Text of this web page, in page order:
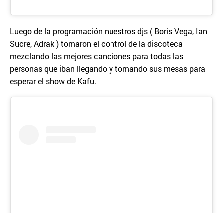
Luego de la programación nuestros djs ( Boris Vega, Ian
Sucre, Adrak ) tomaron el control de la discoteca
mezclando las mejores canciones para todas las
personas que iban llegando y tomando sus mesas para
esperar el show de Kafu.